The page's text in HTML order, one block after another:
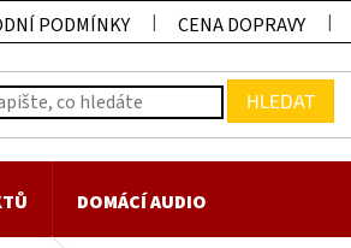
PODMÍNKY CENA DOPRAVY
HLEDAT
DOMÁCÍ AUDIO